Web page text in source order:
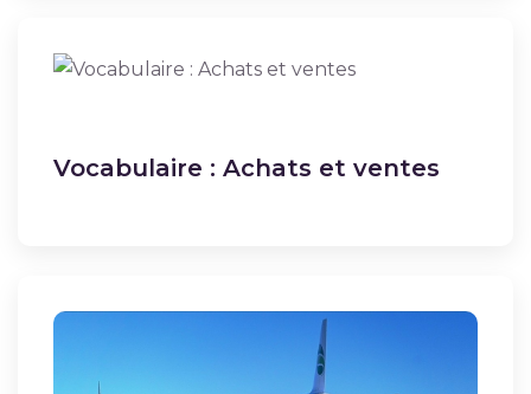
Vocabulaire : Achats et ventes